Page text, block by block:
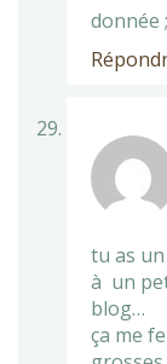
donnée
tu as
à un
blog…
ça me